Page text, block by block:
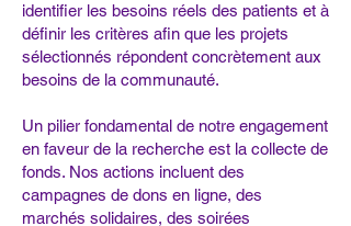
identifier les besoins réels des patients et à
définir les critères afin que les projets
sélectionnés répondent concrètement aux
besoins de la communauté.
Un pilier fondamental de notre engagement
en faveur de la recherche est la collecte de
fonds. Nos actions incluent des
campagnes de dons en ligne, des
marchés solidaires, des soirées